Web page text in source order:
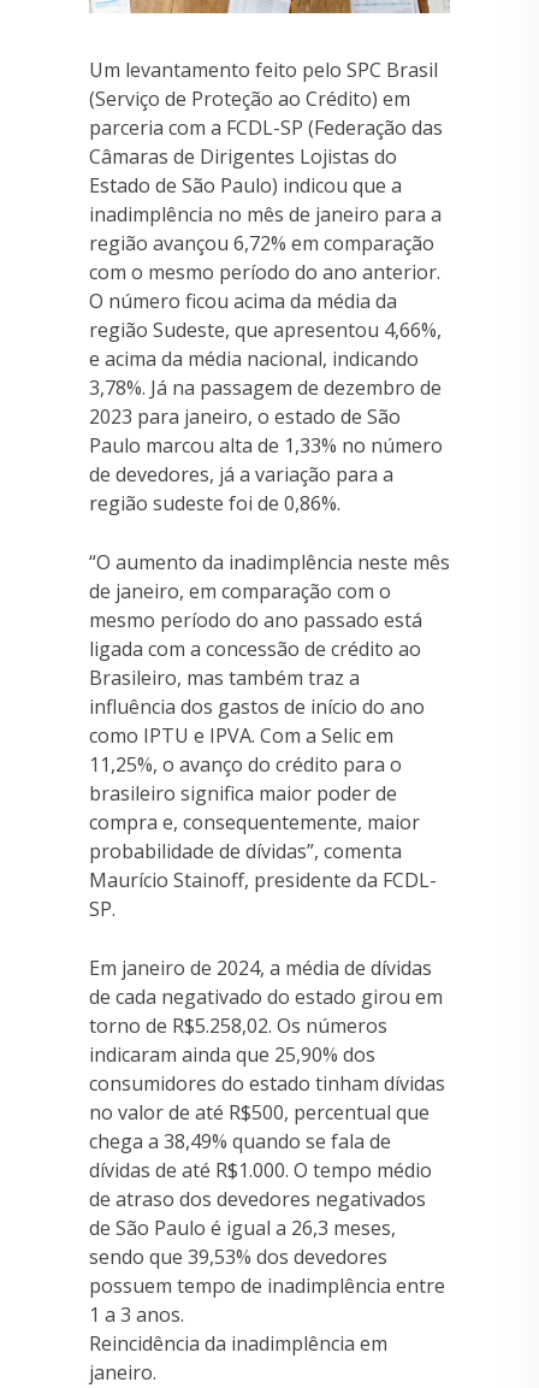
Um levantamento feito pelo SPC Brasil
(Serviço de Proteção ao Crédito) em
parceria com a FCDL-SP (Federação das
Câmaras de Dirigentes Lojistas do
Estado de São Paulo) indicou que a
inadimplência no mês de janeiro para a
região avançou 6,72% em comparação
com o mesmo período do ano anterior.
O número ficou acima da média da
região Sudeste, que apresentou 4,66%,
e acima da média nacional, indicando
3,78%. Já na passagem de dezembro de
2023 para janeiro, o estado de São
Paulo marcou alta de 1,33% no número
de devedores, já a variação para a
região sudeste foi de 0,86%.
“O aumento da inadimplência neste mês
de janeiro, em comparação com o
mesmo período do ano passado está
ligada com a concessão de crédito ao
Brasileiro, mas também traz a
influência dos gastos de início do ano
como IPTU e IPVA. Com a Selic em
11,25%, o avanço do crédito para o
brasileiro significa maior poder de
compra e, consequentemente, maior
probabilidade de dívidas”, comenta
Maurício Stainoff, presidente da FCDL-
SP.
Em janeiro de 2024, a média de dívidas
de cada negativado do estado girou em
torno de R$5.258,02. Os números
indicaram ainda que 25,90% dos
consumidores do estado tinham dívidas
no valor de até R$500, percentual que
chega a 38,49% quando se fala de
dívidas de até R$1.000. O tempo médio
de atraso dos devedores negativados
de São Paulo é igual a 26,3 meses,
sendo que 39,53% dos devedores
possuem tempo de inadimplência entre
1 a 3 anos.
Reincidência da inadimplência em
janeiro.